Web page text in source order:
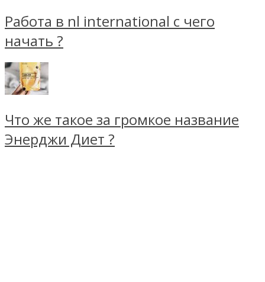
Работа в nl international с чего
начать ?
Что же такое за громкое название
Энерджи Диет ?